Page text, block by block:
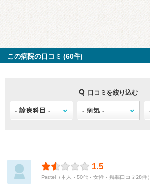
この病院の口コミ (60件)
口コミを絞り込む
1.5
Pastel（本人・50代・女性・掲載口コミ28件）